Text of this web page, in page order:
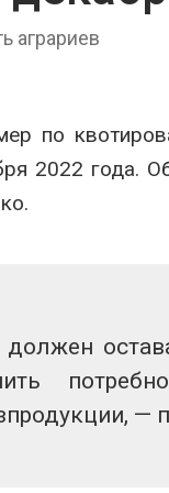
аграриев
по
2022 года.
—
Авг 7,